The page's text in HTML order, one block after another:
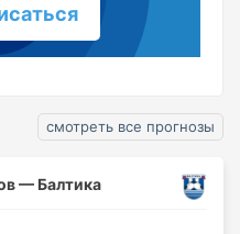
смотреть все прогнозы
— Балтика